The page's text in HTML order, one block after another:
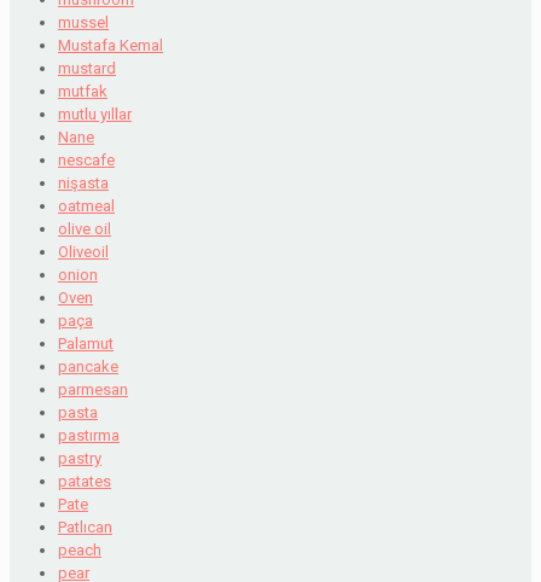
mussel
Mustafa Kemal
mustard
mutfak
mutlu yıllar
Nane
nescafe
nişasta
oatmeal
olive oil
Oliveoil
onion
Oven
paça
Palamut
pancake
parmesan
pasta
pastırma
pastry
patates
Pate
Patlıcan
peach
pear